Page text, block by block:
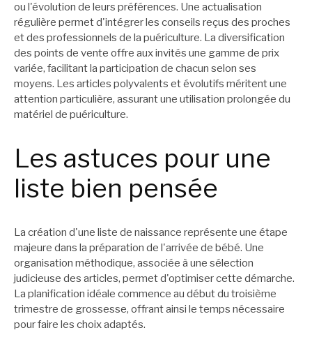
ou l'évolution de leurs préférences. Une actualisation
régulière permet d'intégrer les conseils reçus des proches
et des professionnels de la puériculture. La diversification
des points de vente offre aux invités une gamme de prix
variée, facilitant la participation de chacun selon ses
moyens. Les articles polyvalents et évolutifs méritent une
attention particulière, assurant une utilisation prolongée du
matériel de puériculture.
Les astuces pour une
liste bien pensée
La création d'une liste de naissance représente une étape
majeure dans la préparation de l'arrivée de bébé. Une
organisation méthodique, associée à une sélection
judicieuse des articles, permet d'optimiser cette démarche.
La planification idéale commence au début du troisième
trimestre de grossesse, offrant ainsi le temps nécessaire
pour faire les choix adaptés.